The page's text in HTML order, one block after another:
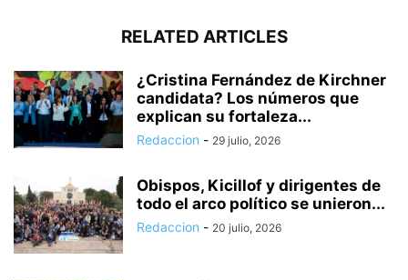
RELATED ARTICLES
¿Cristina Fernández de Kirchner
candidata? Los números que
explican su fortaleza...
Redaccion - 29 julio, 2026
Obispos, Kicillof y dirigentes de
todo el arco político se unieron...
Redaccion - 20 julio, 2026